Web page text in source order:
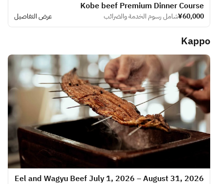
Kobe beef Premium Dinner Course
¥60,000شامل رسوم الخدمة والضرائب عرض التفاصيل
Kappo
Eel and Wagyu Beef July 1, 2026 – August 31, 2026